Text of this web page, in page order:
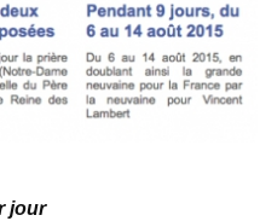
jour